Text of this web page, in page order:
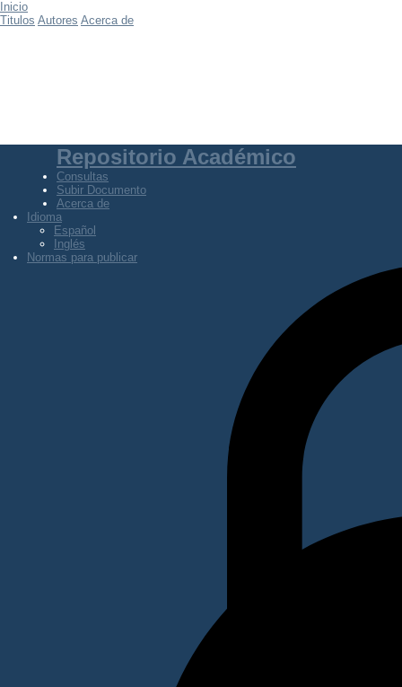
Inicio
Titulos Autores Acerca de
Repositorio Académico
Consultas
Subir Documento
Acerca de
Idioma
Español
Inglés
Normas para publicar